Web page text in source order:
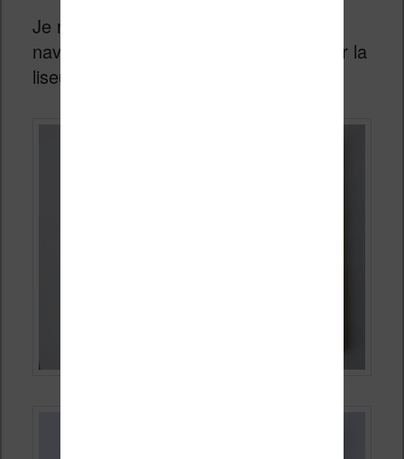
Je n’ai pas rencontré de difficulté pour
naviguer dans les menus et paramétrer la
liseuse à ma convenance.